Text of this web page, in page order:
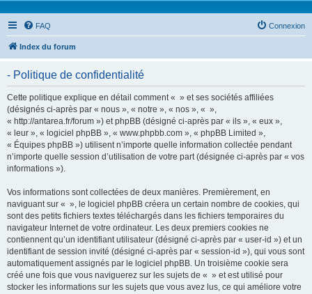
FAQ Connexion
Index du forum
- Politique de confidentialité
Cette politique explique en détail comment « » et ses sociétés affiliées
(désignés ci-après par « nous », « notre », « nos », « »,
« http://antarea.fr/forum ») et phpBB (désigné ci-après par « ils », « eux »,
« leur », « logiciel phpBB », « www.phpbb.com », « phpBB Limited »,
« Équipes phpBB ») utilisent n’importe quelle information collectée pendant
n’importe quelle session d’utilisation de votre part (désignée ci-après par « vos
informations »).
Vos informations sont collectées de deux manières. Premièrement, en
naviguant sur « », le logiciel phpBB créera un certain nombre de cookies, qui
sont des petits fichiers textes téléchargés dans les fichiers temporaires du
navigateur Internet de votre ordinateur. Les deux premiers cookies ne
contiennent qu’un identifiant utilisateur (désigné ci-après par « user-id ») et un
identifiant de session invité (désigné ci-après par « session-id »), qui vous sont
automatiquement assignés par le logiciel phpBB. Un troisième cookie sera
créé une fois que vous naviguerez sur les sujets de « » et est utilisé pour
stocker les informations sur les sujets que vous avez lus, ce qui améliore votre